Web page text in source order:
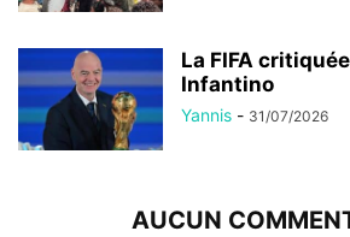
La FIFA
Infantino
Yannis - 31/07/2026
AUCUN